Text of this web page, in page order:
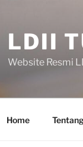
LDII
Website Resmi
Home